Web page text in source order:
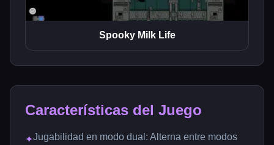
Spooky Milk Life
Características del Juego
✦Jugabilidad en modo dual: Alterna entre modos